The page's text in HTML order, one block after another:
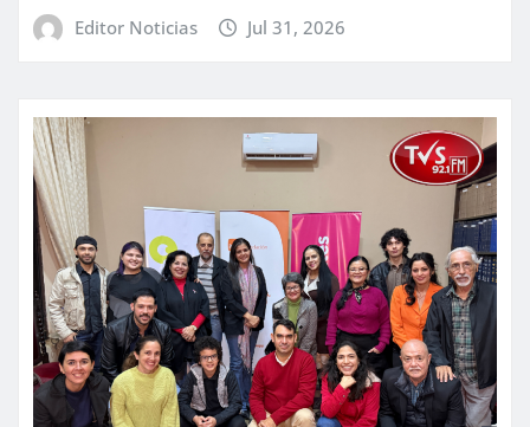
Editor Noticias Jul 31, 2026